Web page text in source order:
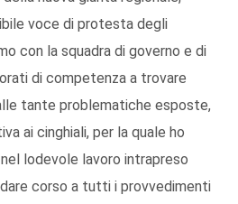
voce di protesta degli
con la squadra di governo e di
di competenza a trovare
tante problematiche esposte,
ai cinghiali, per la quale ho
lodevole lavoro intrapreso
dare corso a tutti i provvedimenti